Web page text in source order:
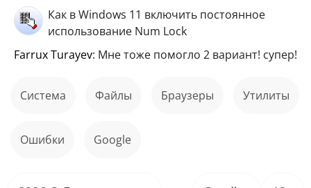
Как в Windows 11 включить постоянное
использование Num Lock
Farrux Turayev: Мне тоже помогло 2 вариант! супер!
Система файлы Браузеры Утилиты
ошибки Google